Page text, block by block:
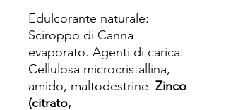
Edulcorante naturale:
Sciroppo di Canna
evaporato. Agenti di carica:
Cellulosa microcristallina,
amido, maltodestrine. Zinco
(citrato,